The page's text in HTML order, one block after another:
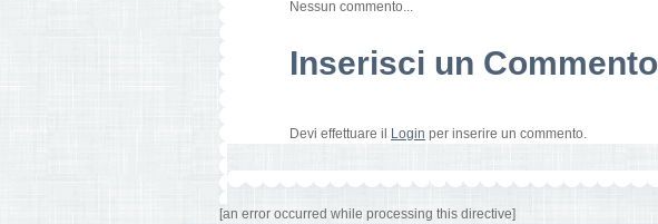
Nessun commento...
Inserisci un Commento
Devi effettuare il Login per inserire un commento.
[an error occurred while processing this directive]